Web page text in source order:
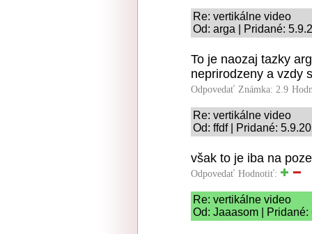
Re: vertikálne video
Od: arga | Pridané:
To je naozaj tazky
neprirodzeny a vzdy
Odpovedať Známka: 2.9
Re: vertikálne video
Od: ffdf | Pridané:
však to je iba na
Odpovedať Hodnotiť:
Re: vertikálne video
Od: Jaaasom |